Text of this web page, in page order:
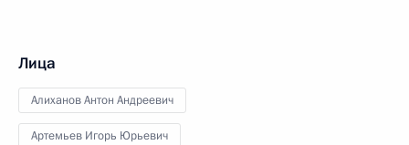
Лица
Алиханов Антон Андреевич
Артемьев Игорь Юрьевич